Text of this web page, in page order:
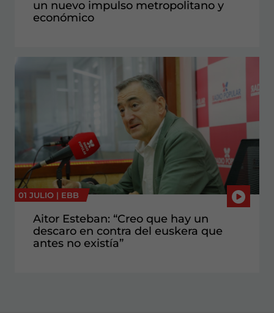
un nuevo impulso metropolitano y
económico
01 JULIO | EBB
Aitor Esteban: “Creo que hay un
descaro en contra del euskera que
antes no existía”